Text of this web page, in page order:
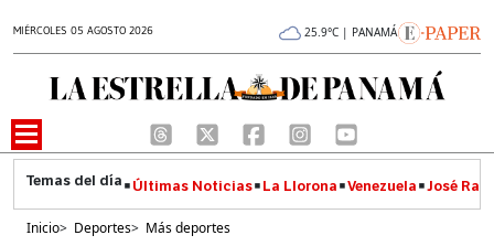
MIÉRCOLES 05 AGOSTO 2026 25.9°C | PANAMÁ
Últimas Noticias La Llorona Venezuela José
Inicio> Deportes> Más deportes